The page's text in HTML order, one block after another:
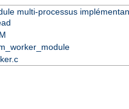
multi-processus